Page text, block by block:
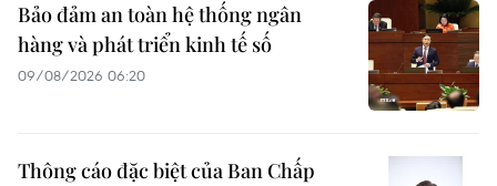
Bảo đảm an toàn hệ thống ngân
hàng và phát triển kinh tế số
09/08/2026 06:20
Thông cáo đặc biệt của Ban Chấp